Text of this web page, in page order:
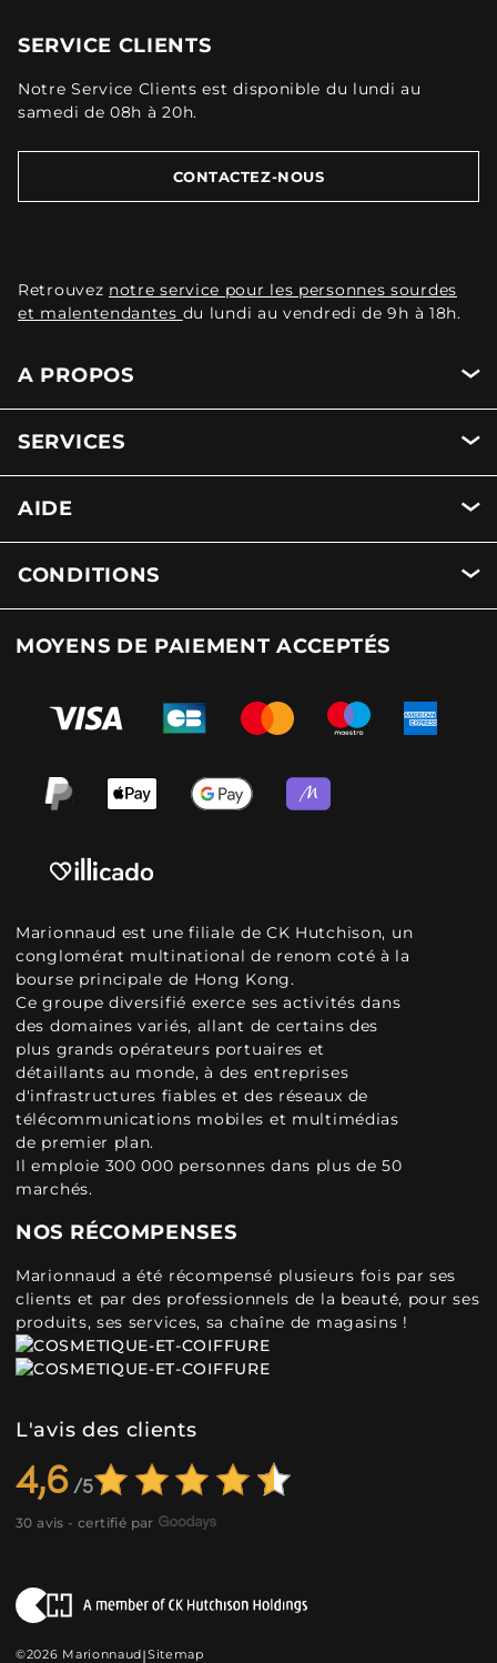
SERVICE CLIENTS
Notre Service Clients est disponible du lundi au
samedi de 08h à 20h.
CONTACTEZ-NOUS
Retrouvez notre service pour les personnes sourdes
et malentendantes du lundi au vendredi de 9h à 18h.
A PROPOS
SERVICES
AIDE
CONDITIONS
MOYENS DE PAIEMENT ACCEPTÉS
Marionnaud est une filiale de CK Hutchison, un
conglomérat multinational de renom coté à la
bourse principale de Hong Kong.
Ce groupe diversifié exerce ses activités dans
des domaines variés, allant de certains des
plus grands opérateurs portuaires et
détaillants au monde, à des entreprises
d'infrastructures fiables et des réseaux de
télécommunications mobiles et multimédias
de premier plan.
Il emploie 300 000 personnes dans plus de 50
marchés.
NOS RÉCOMPENSES
Marionnaud a été récompensé plusieurs fois par ses
clients et par des professionnels de la beauté, pour ses
produits, ses services, sa chaîne de magasins !
L'avis des clients
4,6
30 avis - certifié par
©2026 Marionnaud|Sitemap